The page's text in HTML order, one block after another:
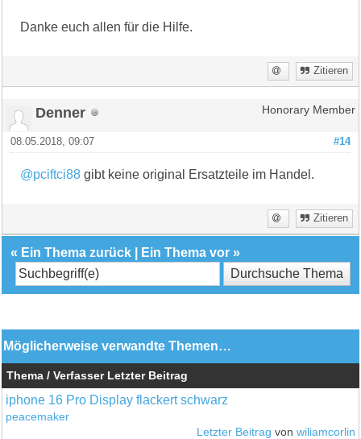
Danke euch allen für die Hilfe.
Zitieren
Denner Honorary Member
#14
08.05.2018, 09:07
@pciftci88 gibt keine original Ersatzteile im Handel.
Zitieren
« Ein Thema zurück Ein Thema vor »
Möglicherweise verwandte Themen…
Thema / Verfasser Letzter Beitrag
iphone 16 Pro Display flackert schwarz
peacemaker
Letzter Beitrag von wiliamcorlin